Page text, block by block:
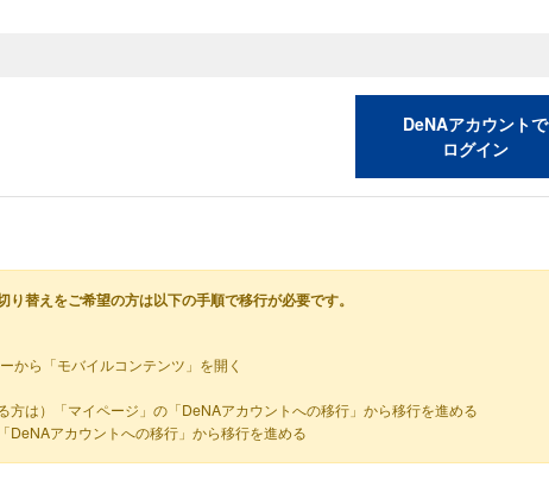
DeNAアカウントで
ログイン
替えをご希望の方は以下の手順で移行が必要です。
から「モバイルコンテンツ」を開く
方は）「マイページ」の「DeNAアカウントへの移行」から移行を進める
DeNAアカウントへの移行」から移行を進める